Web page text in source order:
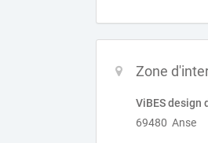
Zone
ViBES design
69480 Anse